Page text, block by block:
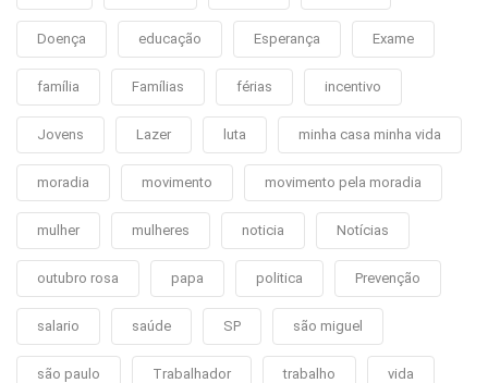
Doença educação Esperança Exame
família Famílias férias incentivo
Jovens Lazer luta minha casa minha vida
moradia movimento movimento pela moradia
mulher mulheres noticia Notícias
outubro rosa papa politica Prevenção
salario saúde SP são miguel
são paulo Trabalhador trabalho vida